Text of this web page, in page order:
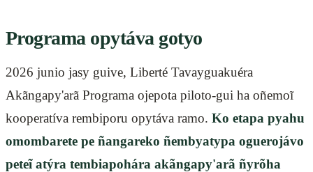
Programa opytáva gotyo
2026 junio jasy guive, Liberté Tavayguakuéra
Akãngapy'arã Programa ojepota piloto-gui ha oñemoĩ
kooperatíva rembiporu opytáva ramo. Ko etapa pyahu
omombarete pe ñangareko ñembyatypa oguerojávo
peteĩ atýra tembiapohára akãngapy'arã ñyrõha